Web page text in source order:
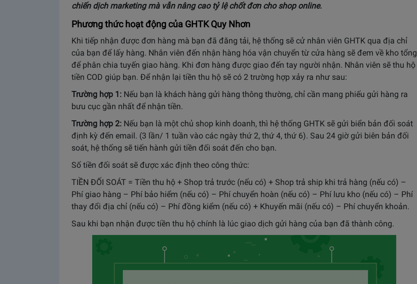
chiến dịch marketing mà vẫn nâng cao tỷ lệ chốt đơn cho shop online.
Phương thức hoạt động của GHTK Quy Nhơn
Khi tiếp nhận được đơn hàng mà bạn đã đăng tải, hệ thống sẽ cử nhân viên GHTK qua địa chỉ
của bạn để lấy hàng. Nhân viên đến nhận hàng hóa vận chuyển từ cửa hàng sẽ đem về kho tổng
để phân chia tuyến giao hàng. Khi đơn hàng được giao đến tay người nhận. Nhân viên sẽ thu hộ
tiền COD giúp bạn. Để nhận lại tiền thu hộ sẽ có 2 trường hợp xảy ra như sau:
Trường hợp 1: Nếu bạn là khách hàng gửi hàng thông thường, chỉ cần mang phiếu gửi hàng ra
bưu cục gần nhất để nhận tiền.
Trường hợp 2: Nếu bạn là một chủ shop kinh doanh, thì hệ thống GHTK sẽ gửi biển bản đối soát
định kỳ đến email. (3 lần/ 1 tuần vào các ngày thứ 2, thứ 4, thứ 6). Sau 24 giờ gửi biên bản đối
soát, hệ thống sẽ tiến hành gửi tiền đối soát đến cho bạn.
Số tiền đối soát sẽ được xác định theo công thức:
TIỀN ĐỐI SOÁT = Tiền thu hộ + Shop trả trước (nếu có) + Shop trả ship khi trả hàng (nếu có) –
Phí giao hàng – Phí bảo hiểm (nếu có) – Phí chuyển hoàn (nếu có) – Phí lưu kho (nếu có) – Phí
thay đổi địa chỉ (nếu có) – Phí đồng kiểm (nếu có) + Khuyến mãi (nếu có) – Phí chuyển khoản.
Sau khi bạn nhận được tiền thu hộ chính là lúc giao dịch gửi hàng của bạn đã thành công.